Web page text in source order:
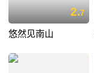
2.7
悠然见南山